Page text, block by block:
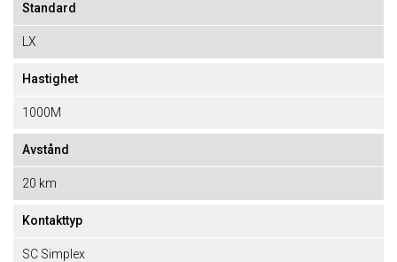
Standard
LX
Hastighet
1000M
Avstånd
20 km
Kontakttyp
SC Simplex